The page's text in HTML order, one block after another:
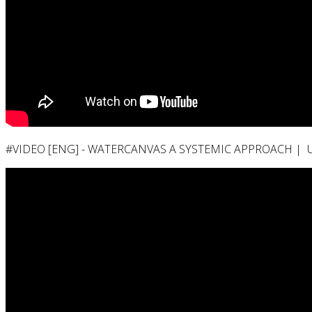
#VIDEO [ENG] - WATERCANVAS A SYSTEMIC APPROACH